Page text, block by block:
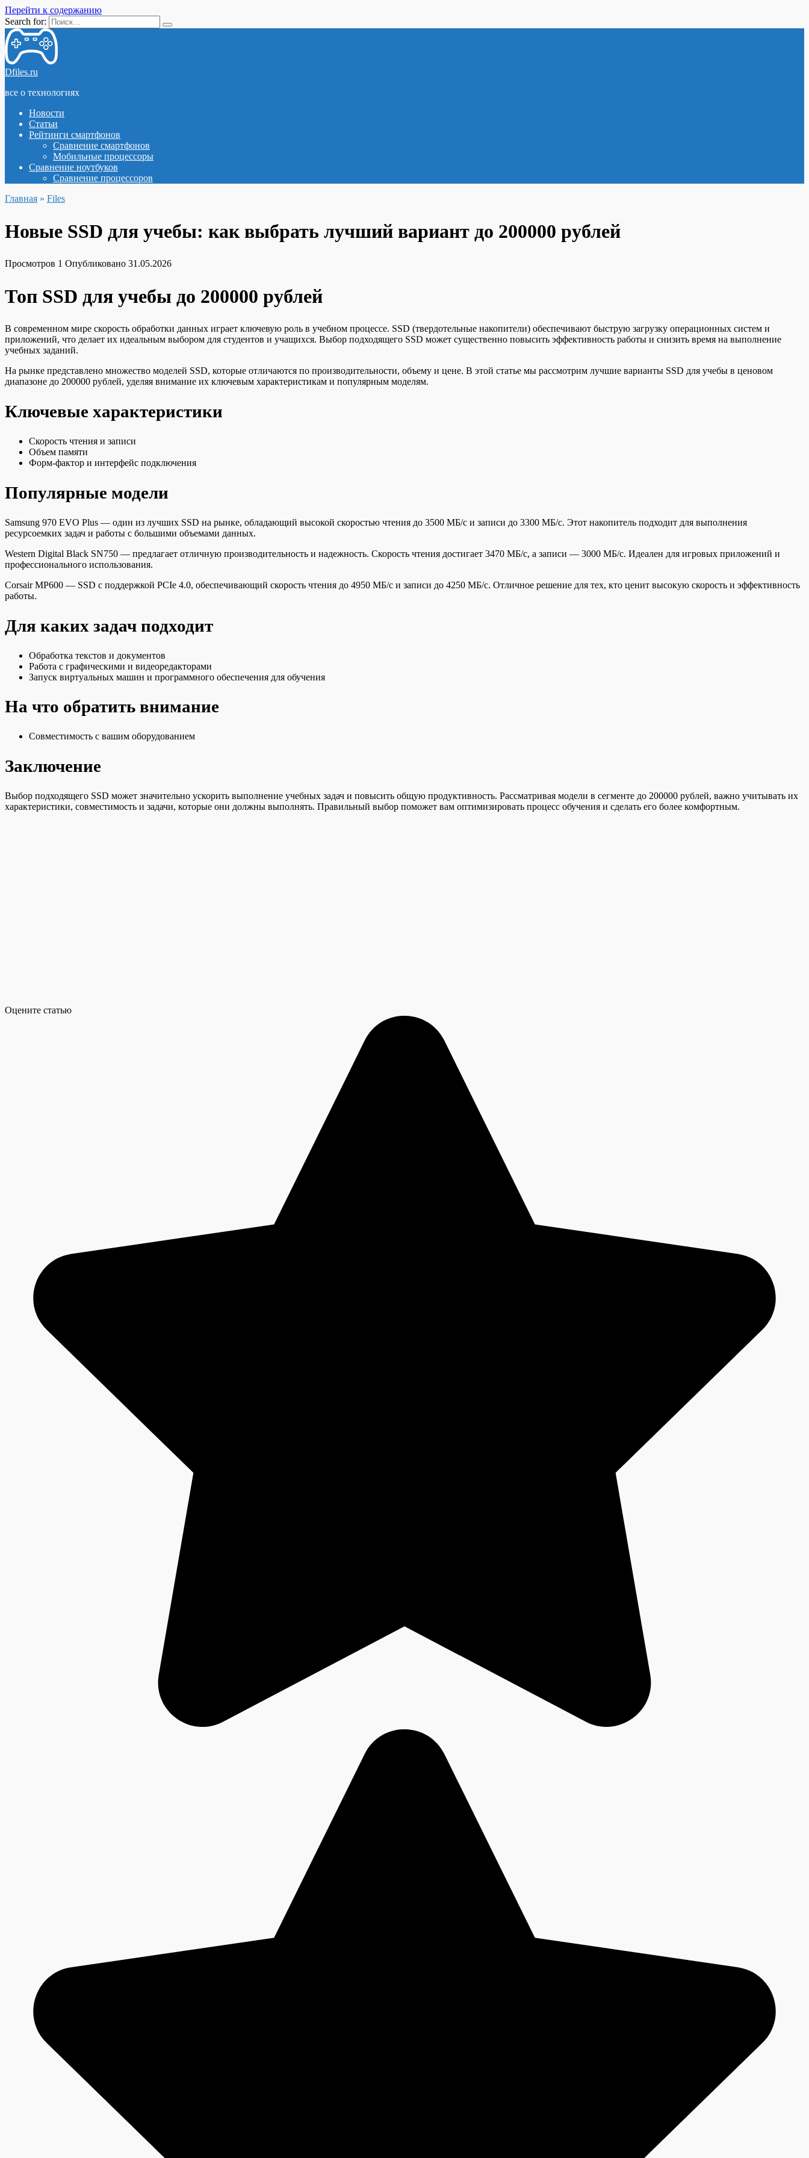
Перейти к содержанию
Search for:
Dfiles.ru
все о технологиях
Новости
Статьи
Рейтинги смартфонов
Сравнение смартфонов
Мобильные процессоры
Сравнение ноутбуков
Сравнение процессоров
Главная » Files
Новые SSD для учебы: как выбрать лучший вариант до 200000 рублей
Просмотров 1 Опубликовано 31.05.2026
Топ SSD для учебы до 200000 рублей
В современном мире скорость обработки данных играет ключевую роль в учебном процессе. SSD (твердотельные накопители) обеспечивают быструю загрузку операционных систем и
приложений, что делает их идеальным выбором для студентов и учащихся. Выбор подходящего SSD может существенно повысить эффективность работы и снизить время на выполнение
учебных заданий.
На рынке представлено множество моделей SSD, которые отличаются по производительности, объему и цене. В этой статье мы рассмотрим лучшие варианты SSD для учебы в ценовом
диапазоне до 200000 рублей, уделяя внимание их ключевым характеристикам и популярным моделям.
Ключевые характеристики
Скорость чтения и записи
Объем памяти
Форм-фактор и интерфейс подключения
Популярные модели
Samsung 970 EVO Plus — один из лучших SSD на рынке, обладающий высокой скоростью чтения до 3500 МБ/с и записи до 3300 МБ/с. Этот накопитель подходит для выполнения
ресурсоемких задач и работы с большими объемами данных.
Western Digital Black SN750 — предлагает отличную производительность и надежность. Скорость чтения достигает 3470 МБ/с, а записи — 3000 МБ/с. Идеален для игровых приложений и
профессионального использования.
Corsair MP600 — SSD с поддержкой PCIe 4.0, обеспечивающий скорость чтения до 4950 МБ/с и записи до 4250 МБ/с. Отличное решение для тех, кто ценит высокую скорость и эффективность
работы.
Для каких задач подходит
Обработка текстов и документов
Работа с графическими и видеоредакторами
Запуск виртуальных машин и программного обеспечения для обучения
На что обратить внимание
Совместимость с вашим оборудованием
Заключение
Выбор подходящего SSD может значительно ускорить выполнение учебных задач и повысить общую продуктивность. Рассматривая модели в сегменте до 200000 рублей, важно учитывать их
характеристики, совместимость и задачи, которые они должны выполнять. Правильный выбор поможет вам оптимизировать процесс обучения и сделать его более комфортным.
Оцените статью